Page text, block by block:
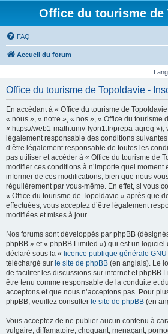
Office du tourisme de
FAQ
Accueil du forum
Office du tourisme de Topoldavie -
En accédant à « Office du tourisme de
« nous », « notre », « nos », « Office du tourisme
« https://web1-math.univ-lyon1.fr/prepa-agreg »),
légalement responsable des conditions
d’être légalement responsable de toutes les
pas utiliser et accéder à « Office du tourisme de
modifier ces conditions à n’importe quel moment
informer de ces modifications, bien que nous
régulièrement par vous-même. En effet, si vous
« Office du tourisme de Topoldavie » après que
effectuées, vous acceptez d’être légalement
modifiées et mises à jour.
Nos forums sont développés par phpBB
phpBB » et « phpBB Limited ») qui est un
déclaré sous la « licence publique générale GNU
téléchargé sur le site de phpBB (en anglais). Le
de faciliter les discussions sur internet et phpBB
être tenu comme responsable de la conduite et
acceptons et que nous n’acceptons pas. Pour
phpBB, veuillez consulter le site de phpBB (en
Vous acceptez de ne publier aucun contenu à
vulgaire, diffamatoire, choquant, menaçant,